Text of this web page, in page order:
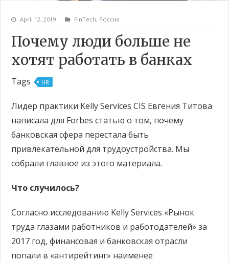
April 12, 2019 FinTech, Россия
Почему люди больше не
хотят работать в банках
Tags HR
Лидер практики Kelly Services CIS Евгения Титова
написала для Forbes статью о том, почему
банковская сфера перестала быть
привлекательной для трудоустройства. Мы
собрали главное из этого материала.
Что случилось?
Согласно исследованию Kelly Services «Рынок
труда глазами работников и работодателей» за
2017 год, финансовая и банковская отрасли
попали в «антирейтинг» наименее